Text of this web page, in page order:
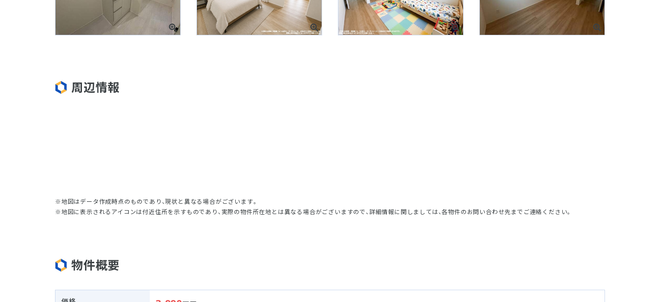
周辺情報
地図はデータ作成時点のものであり、現状と異なる場合がございます。
地図に表示されるアイコンは付近住所を示すものであり、実際の物件所在地とは異なる場合がございますので、詳細情報に関しましては、各物件のお問い合わせ先までご連絡ください。
物件概要